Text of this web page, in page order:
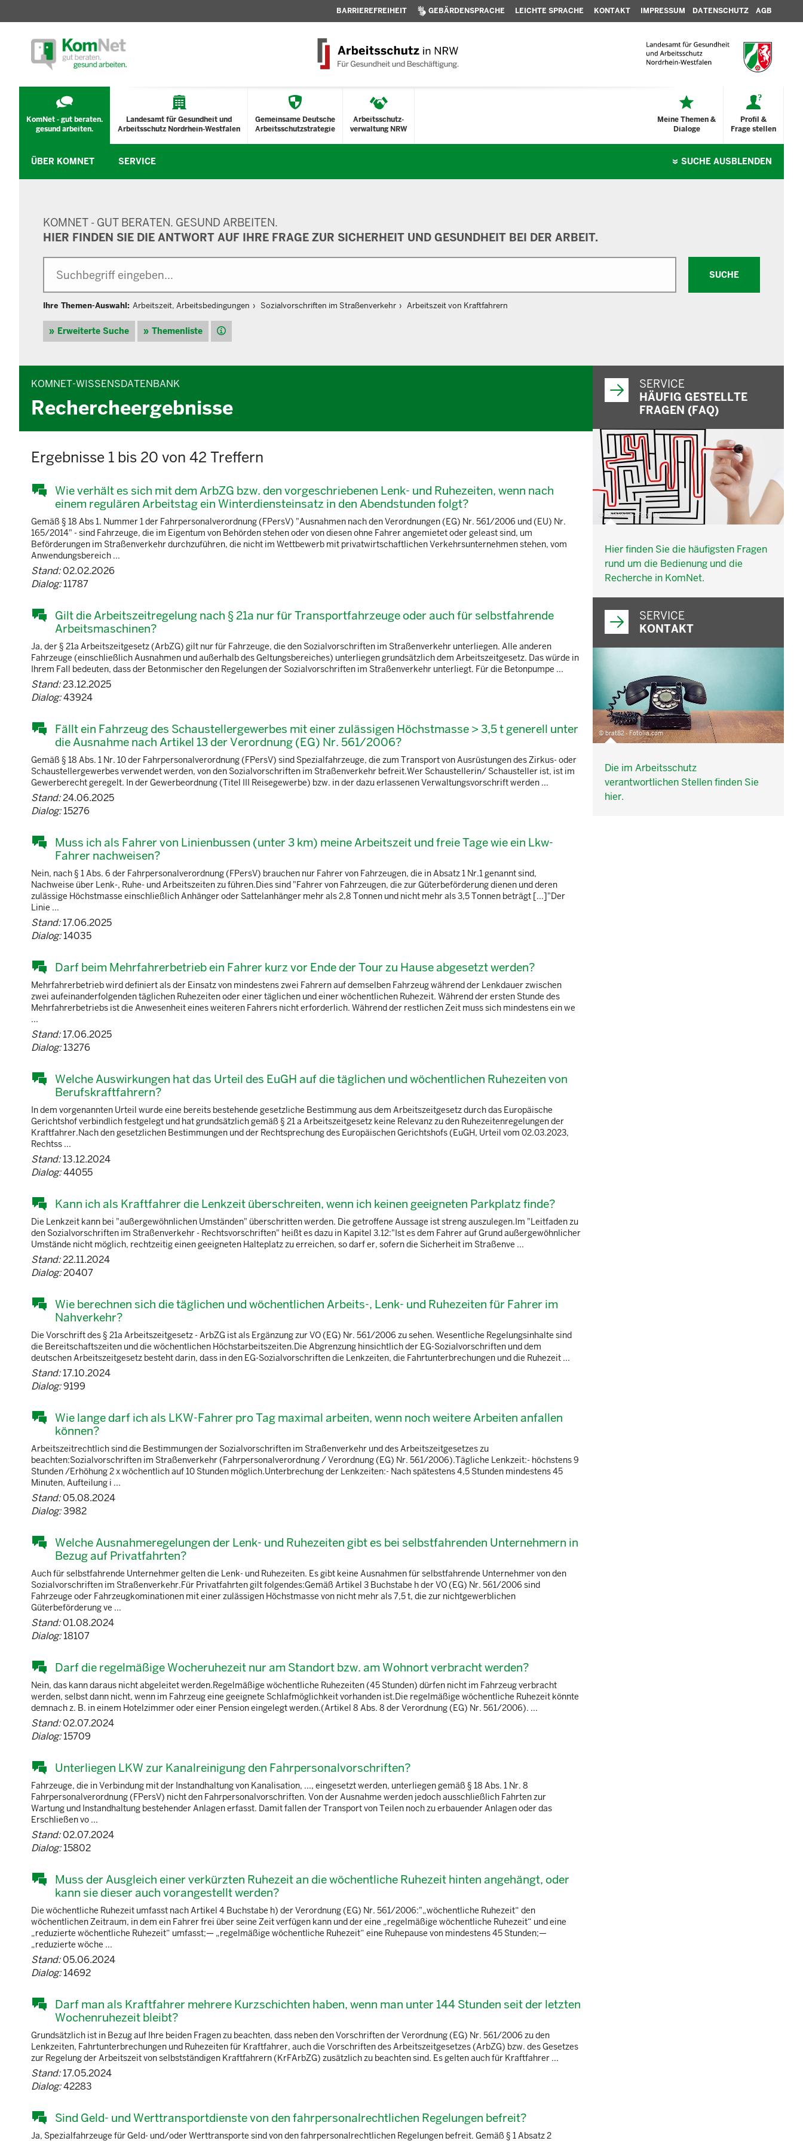
BARRIEREFREIHEIT GEBÄRDENSPRACHE LEICHTE SPRACHE KONTAKT IMPRESSUM DATENSCHUTZ AGB
KomNet - gut beraten.
gesund arbeiten.
Landesamt für Gesundheit und
Arbeitsschutz Nordrhein-Westfalen
Gemeinsame Deutsche
Arbeitsschutzstrategie
Arbeitsschutz-
verwaltung NRW
Profil &
Frage stellen
Meine Themen &
Dialoge
ÜBER KOMNET SERVICE SUCHE AUSBLENDEN
KOMNET - GUT BERATEN. GESUND ARBEITEN.
HIER FINDEN SIE DIE ANTWORT AUF IHRE FRAGE ZUR SICHERHEIT UND GESUNDHEIT BEI DER ARBEIT.
SUCHE
Ihre Themen-Auswahl: Arbeitszeit, Arbeitsbedingungen Sozialvorschriften im Straßenverkehr Arbeitszeit von Kraftfahrern
Erweiterte Suche Themenliste Hilfe
KOMNET-WISSENSDATENBANK
Rechercheergebnisse
Ergebnisse 1 bis 20 von 42 Treffern
Wie verhält es sich mit dem ArbZG bzw. den vorgeschriebenen Lenk- und Ruhezeiten, wenn nach
einem regulären Arbeitstag ein Winterdiensteinsatz in den Abendstunden folgt?
Gemäß § 18 Abs 1. Nummer 1 der Fahrpersonalverordnung (FPersV) "Ausnahmen nach den Verordnungen (EG) Nr. 561/2006 und (EU) Nr.
165/2014" - sind Fahrzeuge, die im Eigentum von Behörden stehen oder von diesen ohne Fahrer angemietet oder geleast sind, um
Beförderungen im Straßenverkehr durchzuführen, die nicht im Wettbewerb mit privatwirtschaftlichen Verkehrsunternehmen stehen, vom
Anwendungsbereich ...
Stand:02.02.2026
Dialog:11787
Gilt die Arbeitszeitregelung nach § 21a nur für Transportfahrzeuge oder auch für selbstfahrende
Arbeitsmaschinen?
Ja, der § 21a Arbeitszeitgesetz (ArbZG) gilt nur für Fahrzeuge, die den Sozialvorschriften im Straßenverkehr unterliegen. Alle anderen
Fahrzeuge (einschließlich Ausnahmen und außerhalb des Geltungsbereiches) unterliegen grundsätzlich dem Arbeitszeitgesetz. Das würde in
Ihrem Fall bedeuten, dass der Betonmischer den Regelungen der Sozialvorschriften im Straßenverkehr unterliegt. Für die Betonpumpe ...
Stand:23.12.2025
Dialog:43924
Fällt ein Fahrzeug des Schaustellergewerbes mit einer zulässigen Höchstmasse > 3,5 t generell unter
die Ausnahme nach Artikel 13 der Verordnung (EG) Nr. 561/2006?
Gemäß § 18 Abs. 1 Nr. 10 der Fahrpersonalverordnung (FPersV) sind Spezialfahrzeuge, die zum Transport von Ausrüstungen des Zirkus- oder
Schaustellergewerbes verwendet werden, von den Sozialvorschriften im Straßenverkehr befreit.Wer Schaustellerin/ Schausteller ist, ist im
Gewerberecht geregelt. In der Gewerbeordnung (Titel III Reisegewerbe) bzw. in der dazu erlassenen Verwaltungsvorschrift werden ...
Stand:24.06.2025
Dialog:15276
Muss ich als Fahrer von Linienbussen (unter 3 km) meine Arbeitszeit und freie Tage wie ein Lkw-
Fahrer nachweisen?
Nein, nach § 1 Abs. 6 der Fahrpersonalverordnung (FPersV) brauchen nur Fahrer von Fahrzeugen, die in Absatz 1 Nr.1 genannt sind,
Nachweise über Lenk-, Ruhe- und Arbeitszeiten zu führen.Dies sind "Fahrer von Fahrzeugen, die zur Güterbeförderung dienen und deren
zulässige Höchstmasse einschließlich Anhänger oder Sattelanhänger mehr als 2,8 Tonnen und nicht mehr als 3,5 Tonnen beträgt [...]"Der
Linie ...
Stand:17.06.2025
Dialog:14035
Darf beim Mehrfahrerbetrieb ein Fahrer kurz vor Ende der Tour zu Hause abgesetzt werden?
Mehrfahrerbetrieb wird definiert als der Einsatz von mindestens zwei Fahrern auf demselben Fahrzeug während der Lenkdauer zwischen
zwei aufeinanderfolgenden täglichen Ruhezeiten oder einer täglichen und einer wöchentlichen Ruhezeit. Während der ersten Stunde des
Mehrfahrerbetriebs ist die Anwesenheit eines weiteren Fahrers nicht erforderlich. Während der restlichen Zeit muss sich mindestens ein we
...
Stand:17.06.2025
Dialog:13276
Welche Auswirkungen hat das Urteil des EuGH auf die täglichen und wöchentlichen Ruhezeiten von
Berufskraftfahrern?
In dem vorgenannten Urteil wurde eine bereits bestehende gesetzliche Bestimmung aus dem Arbeitszeitgesetz durch das Europäische
Gerichtshof verbindlich festgelegt und hat grundsätzlich gemäß § 21 a Arbeitszeitgesetz keine Relevanz zu den Ruhezeitenregelungen der
Kraftfahrer.Nach den gesetzlichen Bestimmungen und der Rechtsprechung des Europäischen Gerichtshofs (EuGH, Urteil vom 02.03.2023,
Rechtss ...
Stand:13.12.2024
Dialog:44055
Kann ich als Kraftfahrer die Lenkzeit überschreiten, wenn ich keinen geeigneten Parkplatz finde?
Die Lenkzeit kann bei "außergewöhnlichen Umständen" überschritten werden. Die getroffene Aussage ist streng auszulegen.Im "Leitfaden zu
den Sozialvorschriften im Straßenverkehr - Rechtsvorschriften" heißt es dazu in Kapitel 3.12:"Ist es dem Fahrer auf Grund außergewöhnlicher
Umstände nicht möglich, rechtzeitig einen geeigneten Halteplatz zu erreichen, so darf er, sofern die Sicherheit im Straßenve ...
Stand:22.11.2024
Dialog:20407
Wie berechnen sich die täglichen und wöchentlichen Arbeits-, Lenk- und Ruhezeiten für Fahrer im
Nahverkehr?
Die Vorschrift des § 21a Arbeitszeitgesetz - ArbZG ist als Ergänzung zur VO (EG) Nr. 561/2006 zu sehen. Wesentliche Regelungsinhalte sind
die Bereitschaftszeiten und die wöchentlichen Höchstarbeitszeiten.Die Abgrenzung hinsichtlich der EG-Sozialvorschriften und dem
deutschen Arbeitszeitgesetz besteht darin, dass in den EG-Sozialvorschriften die Lenkzeiten, die Fahrtunterbrechungen und die Ruhezeit ...
Stand:17.10.2024
Dialog:9199
Wie lange darf ich als LKW-Fahrer pro Tag maximal arbeiten, wenn noch weitere Arbeiten anfallen
können?
Arbeitszeitrechtlich sind die Bestimmungen der Sozialvorschriften im Straßenverkehr und des Arbeitszeitgesetzes zu
beachten:Sozialvorschriften im Straßenverkehr (Fahrpersonalverordnung / Verordnung (EG) Nr. 561/2006).Tägliche Lenkzeit:- höchstens 9
Stunden /Erhöhung 2 x wöchentlich auf 10 Stunden möglich.Unterbrechung der Lenkzeiten:- Nach spätestens 4,5 Stunden mindestens 45
Minuten, Aufteilung i ...
Stand:05.08.2024
Dialog:3982
Welche Ausnahmeregelungen der Lenk- und Ruhezeiten gibt es bei selbstfahrenden Unternehmern in
Bezug auf Privatfahrten?
Auch für selbstfahrende Unternehmer gelten die Lenk- und Ruhezeiten. Es gibt keine Ausnahmen für selbstfahrende Unternehmer von den
Sozialvorschriften im Straßenverkehr.Für Privatfahrten gilt folgendes:Gemäß Artikel 3 Buchstabe h der VO (EG) Nr. 561/2006 sind
Fahrzeuge oder Fahrzeugkominationen mit einer zulässigen Höchstmasse von nicht mehr als 7,5 t, die zur nichtgewerblichen
Güterbeförderung ve ...
Stand:01.08.2024
Dialog:18107
Darf die regelmäßige Wocheruhezeit nur am Standort bzw. am Wohnort verbracht werden?
Nein, das kann daraus nicht abgeleitet werden.Regelmäßige wöchentliche Ruhezeiten (45 Stunden) dürfen nicht im Fahrzeug verbracht
werden, selbst dann nicht, wenn im Fahrzeug eine geeignete Schlafmöglichkeit vorhanden ist.Die regelmäßige wöchentliche Ruhezeit könnte
demnach z. B. in einem Hotelzimmer oder einer Pension eingelegt werden.(Artikel 8 Abs. 8 der Verordnung (EG) Nr. 561/2006). ...
Stand:02.07.2024
Dialog:15709
Unterliegen LKW zur Kanalreinigung den Fahrpersonalvorschriften?
Fahrzeuge, die in Verbindung mit der Instandhaltung von Kanalisation, ..., eingesetzt werden, unterliegen gemäß § 18 Abs. 1 Nr. 8
Fahrpersonalverordnung (FPersV) nicht den Fahrpersonalvorschriften. Von der Ausnahme werden jedoch ausschließlich Fahrten zur
Wartung und Instandhaltung bestehender Anlagen erfasst. Damit fallen der Transport von Teilen noch zu erbauender Anlagen oder das
Erschließen vo ...
Stand:02.07.2024
Dialog:15802
Muss der Ausgleich einer verkürzten Ruhezeit an die wöchentliche Ruhezeit hinten angehängt, oder
kann sie dieser auch vorangestellt werden?
Die wöchentliche Ruhezeit umfasst nach Artikel 4 Buchstabe h) der Verordnung (EG) Nr. 561/2006:"„wöchentliche Ruhezeit“ den
wöchentlichen Zeitraum, in dem ein Fahrer frei über seine Zeit verfügen kann und der eine „regelmäßige wöchentliche Ruhezeit“ und eine
„reduzierte wöchentliche Ruhezeit“ umfasst;— „regelmäßige wöchentliche Ruhezeit“ eine Ruhepause von mindestens 45 Stunden;—
„reduzierte wöche ...
Stand:05.06.2024
Dialog:14692
Darf man als Kraftfahrer mehrere Kurzschichten haben, wenn man unter 144 Stunden seit der letzten
Wochenruhezeit bleibt?
Grundsätzlich ist in Bezug auf Ihre beiden Fragen zu beachten, dass neben den Vorschriften der Verordnung (EG) Nr. 561/2006 zu den
Lenkzeiten, Fahrtunterbrechungen und Ruhezeiten für Kraftfahrer, auch die Vorschriften des Arbeitszeitgesetzes (ArbZG) bzw. des Gesetzes
zur Regelung der Arbeitszeit von selbstständigen Kraftfahrern (KrFArbZG) zusätzlich zu beachten sind. Es gelten auch für Kraftfahrer ...
Stand:17.05.2024
Dialog:42283
Sind Geld- und Werttransportdienste von den fahrpersonalrechtlichen Regelungen befreit?
Ja, Spezialfahrzeuge für Geld- und/oder Werttransporte sind von den fahrpersonalrechtlichen Regelungen befreit. Gemäß § 1 Absatz 2
SERVICE
HÄUFIG GESTELLTE
FRAGEN (FAQ)
© belekekin - Fotolia.com
Hier finden Sie die häufigsten Fragen
rund um die Bedienung und die
Recherche in KomNet.
SERVICE
KONTAKT
© brat82 - Fotolia.com
Die im Arbeitsschutz
verantwortlichen Stellen finden Sie
hier.